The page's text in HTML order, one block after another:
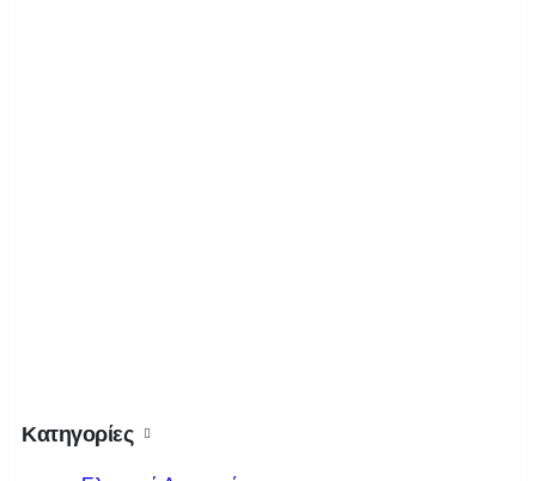
Κατηγορίες